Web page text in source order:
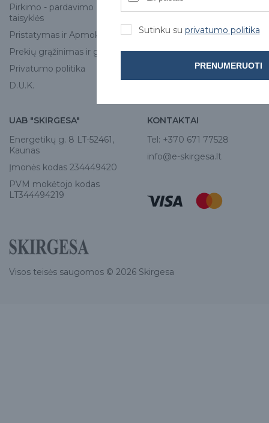
Pirkimo - pardavimo
taisyklės
Pristatymas ir Apmokėjimas
Prekių grąžinimas ir garantija
Privatumo politika
D.U.K.
Skirgesa parduotuvės
UAB "SKIRGESA"
Energetikų g. 8 LT-52461,
Kaunas
Įmonės kodas 234449420
PVM mokėtojo kodas
LT344494219
KONTAKTAI
Tel: +370 671 77528
info@e-skirgesa.lt
Visos teisės saugomos © 2026 Skirgesa
Sutinku su privatumo politika
PRENUMERUOTI